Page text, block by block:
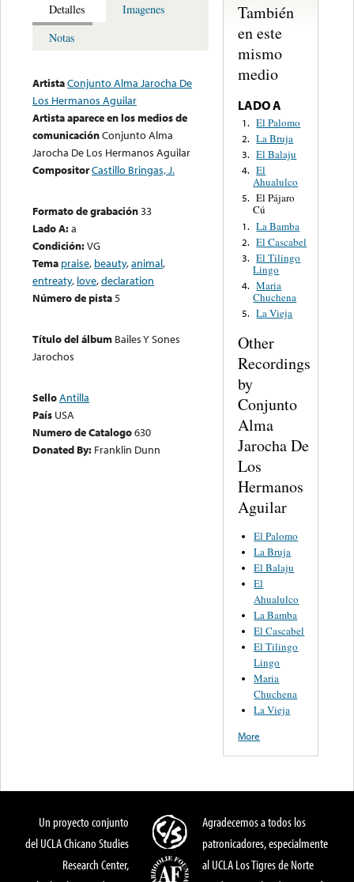
Detalles
Imagenes
Notas
ArtistaConjunto Alma Jarocha De
Los Hermanos Aguilar
Artista aparece en los medios de
comunicaciónConjunto Alma
Jarocha De Los Hermanos Aguilar
CompositorCastillo Bringas, J.
Formato de grabación33
Lado A:a
Condición:VG
Tema praise, beauty,animal,
entreaty, love,declaration
Número de pista5
Título del álbum Bailes Y Sones
Jarochos
SelloAntilla
País USA
Numero de Catalogo630
Donated By: Franklin Dunn
También
en este
mismo
medio
LADO A
1. El Palomo
2. La Bruja
3. El Balaju
4. El
Ahualulco
5. El Pájaro
Cú
1. La Bamba
2. El Cascabel
3. El Tilingo
Lingo
4. Maria
Chuchena
5. La Vieja
Other
Recordings
by
Conjunto
Alma
Jarocha De
Los
Hermanos
Aguilar
El Palomo
La Bruja
El Balaju
El
Ahualulco
La Bamba
El Cascabel
El Tilingo
Lingo
Maria
Chuchena
La Vieja
More
Un proyecto conjunto
del UCLA Chicano Studies
Research Center,
Agradecemos a todos los
patronicadores, especialmente
al UCLA Los Tigres de Norte